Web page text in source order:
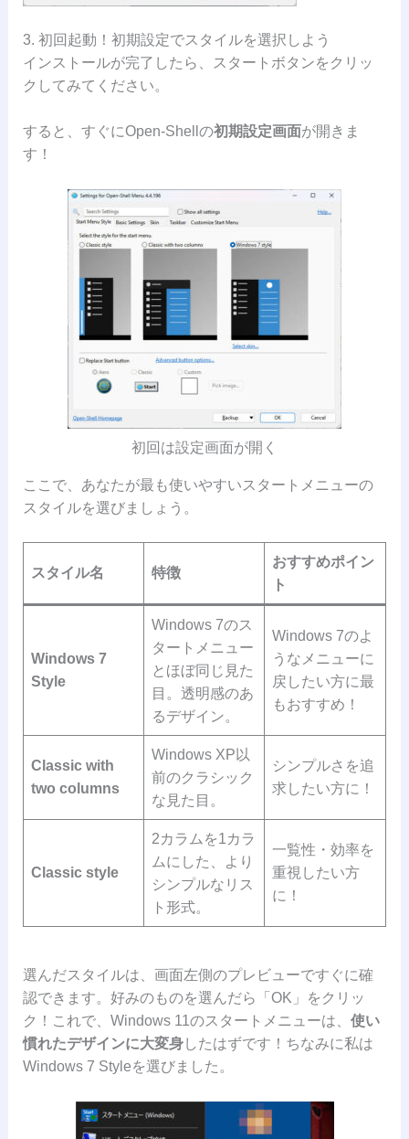
3. 初回起動！初期設定でスタイルを選択しよう
インストールが完了したら、スタートボタンをクリッ
クしてみてください。
すると、すぐにOpen-Shellの初期設定画面が開きま
す！
初回は設定画面が開く
ここで、あなたが最も使いやすいスタートメニューの
スタイルを選びましょう。
スタイル名 特徴
おすすめポイン
ト
Windows 7
Style
Windows 7のス
タートメニュー
とほぼ同じ見た
目。透明感のあ
るデザイン。
Windows 7のよ
うなメニューに
戻したい方に最
もおすすめ！
Classic with
two columns
Windows XP以
前のクラシック
な見た目。
シンプルさを追
求したい方に！
Classic style
2カラムを1カラ
ムにした、より
シンプルなリス
ト形式。
一覧性・効率を
重視したい方
に！
選んだスタイルは、画面左側のプレビューですぐに確
認できます。好みのものを選んだら「OK」をクリッ
ク！これで、Windows 11のスタートメニューは、 使い
慣れたデザインに大変身したはずです！ちなみに私は
Windows 7 Styleを選びました。